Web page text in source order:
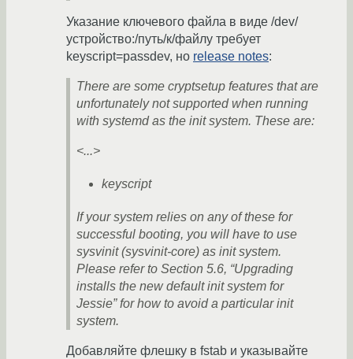
Указание ключевого файла в виде /dev/
устройство:/путь/к/файлу требует
keyscript=passdev, но release notes:
There are some cryptsetup features that are
unfortunately not supported when running
with systemd as the init system. These are:
<...>
keyscript
If your system relies on any of these for
successful booting, you will have to use
sysvinit (sysvinit-core) as init system.
Please refer to Section 5.6, “Upgrading
installs the new default init system for
Jessie” for how to avoid a particular init
system.
Добавляйте флешку в fstab и указывайте